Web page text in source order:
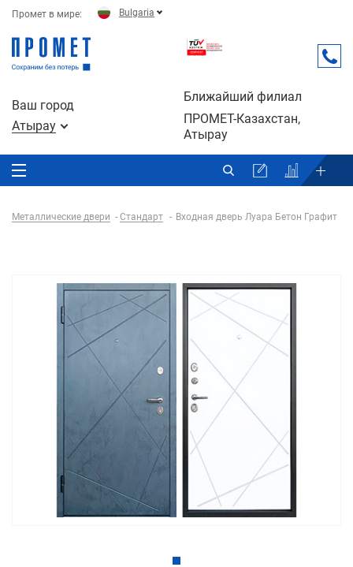
Промет в мире: Bulgaria
Ваш город
Атырау
Ближайший филиал
ПРОМЕТ-Казахстан,
Атырау
Металлические двери Стандарт Входная дверь Луара Бетон Графит